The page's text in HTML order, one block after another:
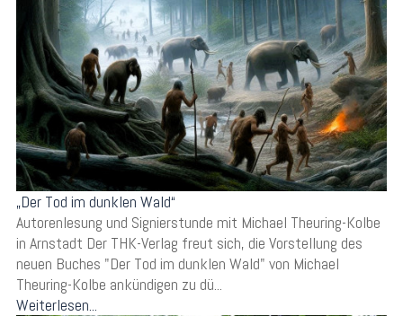
„Der Tod im dunklen Wald“
Autorenlesung und Signierstunde mit Michael Theuring-Kolbe
in Arnstadt Der THK-Verlag freut sich, die Vorstellung des
neuen Buches "Der Tod im dunklen Wald" von Michael
Theuring-Kolbe ankündigen zu dü...
Weiterlesen...